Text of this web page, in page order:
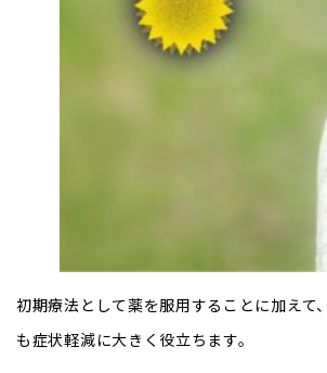
初期療法として薬を服用することに加えて
も症状軽減に大きく役立ちます。